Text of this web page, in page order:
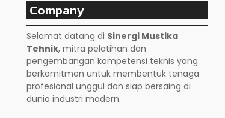
Company
Selamat datang di Sinergi Mustika
Tehnik, mitra pelatihan dan
pengembangan kompetensi teknis yang
berkomitmen untuk membentuk tenaga
profesional unggul dan siap bersaing di
dunia industri modern.